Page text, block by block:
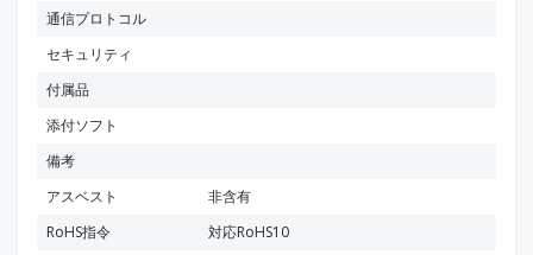
通信プロトコル
セキュリティ
付属品
添付ソフト
備考
アスベスト
非含有
RoHS指令
対応RoHS10